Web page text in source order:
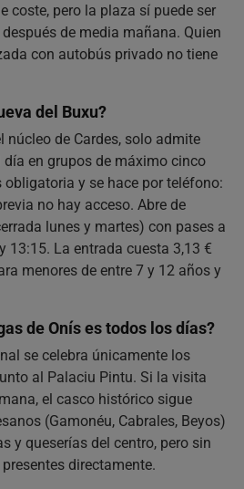
coste, pero la plaza sí puede ser
de media mañana. Quien
con autobús privado no tiene
del Buxu?
núcleo de Cardes, solo admite
en grupos de máximo cinco
obligatoria y se hace por teléfono:
no hay acceso. Abre de
lunes y martes) con pases a
13:15. La entrada cuesta 3,13 €
menores de entre 7 y 12 años y
de Onís es todos los días?
se celebra únicamente los
al Palaciu Pintu. Si la visita
el casco histórico sigue
(Gamonéu, Cabrales, Beyos)
y queserías del centro, pero sin
directamente.